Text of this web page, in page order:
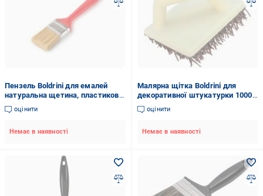
Пензель Boldrini для емалей
натуральна щетина, пластикова
ручка 40 мм
оцінити
Немає в наявності
Малярна щітка Boldrini для
декоративної штукатурки 1000
ліній 120 мм
оцінити
Немає в наявності